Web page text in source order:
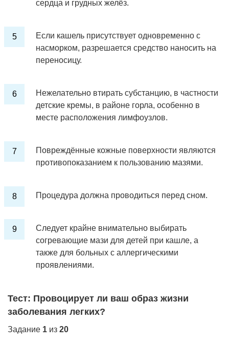
сердца и грудных желёз.
Если кашель присутствует одновременно с
насморком, разрешается средство наносить на
переносицу.
Нежелательно втирать субстанцию, в частности
детские кремы, в районе горла, особенно в
месте расположения лимфоузлов.
Повреждённые кожные поверхности являются
противопоказанием к пользованию мазями.
Процедура должна проводиться перед сном.
Следует крайне внимательно выбирать
согревающие мази для детей при кашле, а
также для больных с аллергическими
проявлениями.
Тест: Провоцирует ли ваш образ жизни
заболевания легких?
Задание 1 из 20